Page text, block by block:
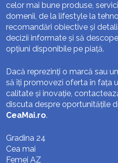
celor mai bune produse,
domenii, de la lifestyle la
recomandări obiective și
decizii informate și să
opțiuni disponibile pe piață.
Dacă reprezinți o marcă sau
să îți promovezi oferta în fața
calitate și inovație,
discuta despre oportunitățile
CeaMai.ro.
Gradina 24
Cea mai
Femei AZ